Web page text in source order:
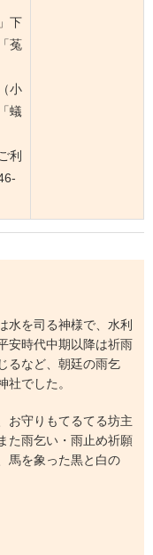
下
菟
小
蟻
を司る神様で、水利
安時代中期以降は祈雨
るなど、朝廷の雨乞
でした。
お守りもてるてる坊主
た雨乞い・雨止め祈願
馬を象った黒と白の